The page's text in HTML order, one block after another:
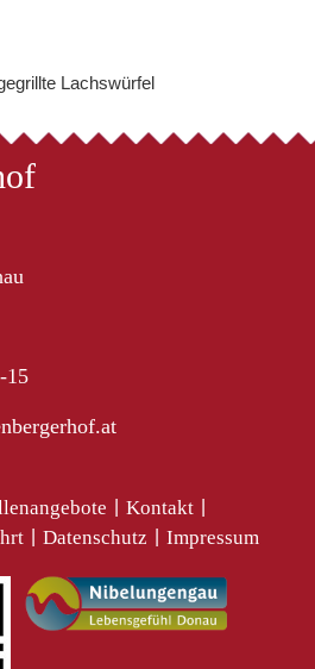
Lachswürfel
15
Kontakt
Datenschutz Impressum